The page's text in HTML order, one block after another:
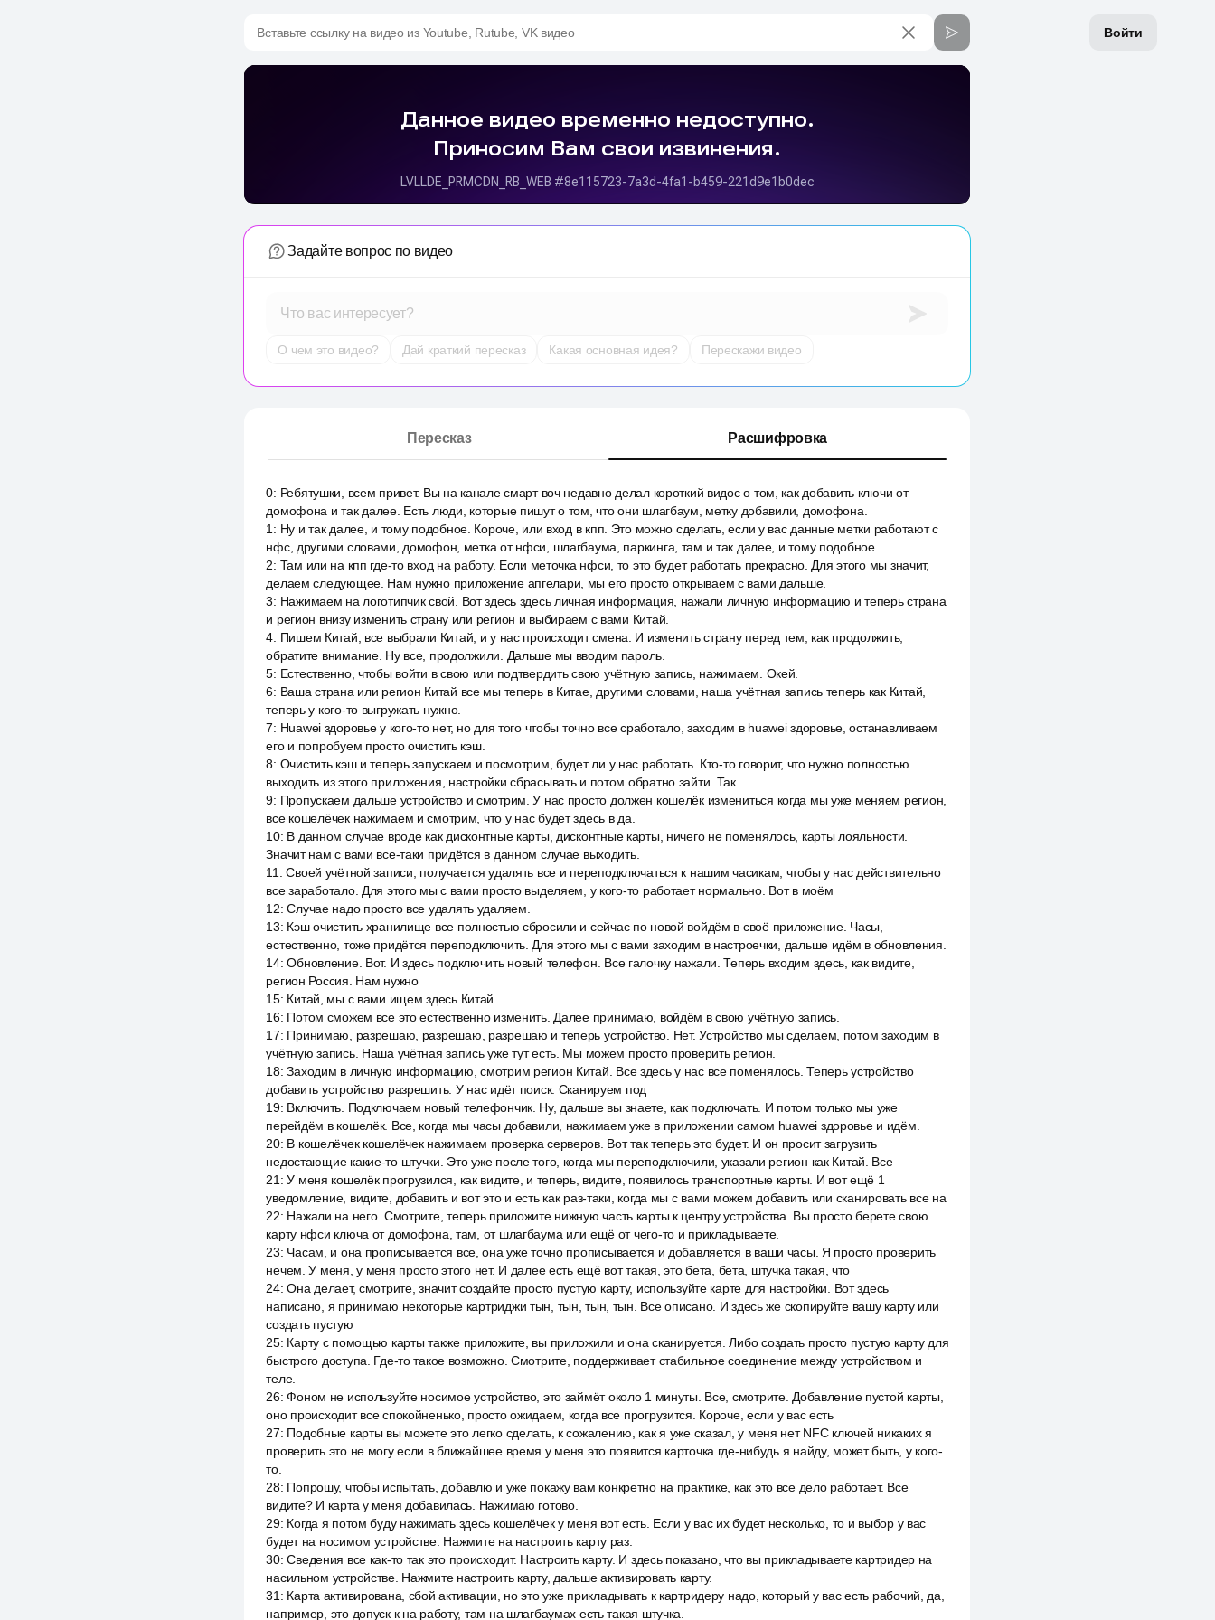
Войти
Вставьте ссылку на видео из Youtube, Rutube, VK видео
Задайте вопрос по видео
Что вас интересует?
О чем это видео? Дай краткий пересказ Какая основная идея? Перескажи видео
Пересказ Расшифровка
0: Ребятушки, всем привет. Вы на канале смарт воч недавно делал короткий видос о том, как добавить ключи от
домофона и так далее. Есть люди, которые пишут о том, что они шлагбаум, метку добавили, домофона.
1 : Ну и так далее, и тому подобное. Короче, или вход в кпп. Это можно сделать, если у вас данные метки работают с
нфс, другими словами, домофон, метка от нфси, шлагбаума, паркинга, там и так далее, и тому подобное.
2: Там или на кпп где-то вход на работу. Если меточка нфси, то это будет работать прекрасно. Для этого мы значит,
делаем следующее. Нам нужно приложение апгелари, мы его просто открываем с вами дальше.
3: Нажимаем на логотипчик свой. Вот здесь здесь личная информация, нажали личную информацию и теперь страна
и регион внизу изменить страну или регион и выбираем с вами Китай.
4: Пишем Китай, все выбрали Китай, и у нас происходит смена. И изменить страну перед тем, как продолжить,
обратите внимание. Ну все, продолжили. Дальше мы вводим пароль.
5: Естественно, чтобы войти в свою или подтвердить свою учётную запись, нажимаем. Окей.
6: Ваша страна или регион Китай все мы теперь в Китае, другими словами, наша учётная запись теперь как Китай,
теперь у кого-то выгружать нужно.
7: Huawei здоровье у кого-то нет, но для того чтобы точно все сработало, заходим в huawei здоровье, останавливаем
его и попробуем просто очистить кэш.
8: Очистить кэш и теперь запускаем и посмотрим, будет ли у нас работать. Кто-то говорит, что нужно полностью
выходить из этого приложения, настройки сбрасывать и потом обратно зайти. Так
9: Пропускаем дальше устройство и смотрим. У нас просто должен кошелёк измениться когда мы уже меняем регион,
все кошелёчек нажимаем и смотрим, что у нас будет здесь в да.
10: В данном случае вроде как дисконтные карты, дисконтные карты, ничего не поменялось, карты лояльности.
Значит нам с вами все-таки придётся в данном случае выходить.
11 :Своей учётной записи, получается удалять все и переподключаться к нашим часикам, чтобы у нас действительно
все заработало. Для этого мы с вами просто выделяем, у кого-то работает нормально. Вот в моём
12:Случае надо просто все удалять удаляем.
13: Кэш очистить хранилище все полностью сбросили и сейчас по новой войдём в своё приложение. Часы,
естественно, тоже придётся переподключить. Для этого мы с вами заходим в настроечки, дальше идём в обновления.
14:Обновление. Вот. И здесь подключить новый телефон. Все галочку нажали. Теперь входим здесь, как видите,
регион Россия. Нам нужно
15: Китай, мы с вами ищем здесь Китай.
16: Потом сможем все это естественно изменить. Далее принимаю, войдём в свою учётную запись.
17: Принимаю, разрешаю, разрешаю, разрешаю и теперь устройство. Нет. Устройство мы сделаем, потом заходим в
учётную запись. Наша учётная запись уже тут есть. Мы можем просто проверить регион.
18:Заходим в личную информацию, смотрим регион Китай. Все здесь у нас все поменялось. Теперь устройство
добавить устройство разрешить. У нас идёт поиск. Сканируем под
19: Включить. Подключаем новый телефончик. Ну, дальше вы знаете, как подключать. И потом только мы уже
перейдём в кошелёк. Все, когда мы часы добавили, нажимаем уже в приложении самом huawei здоровье и идём.
20: В кошелёчек кошелёчек нажимаем проверка серверов. Вот так теперь это будет. И он просит загрузить
недостающие какие-то штучки. Это уже после того, когда мы переподключили, указали регион как Китай. Все
21 :У меня кошелёк прогрузился, как видите, и теперь, видите, появилось транспортные карты. И вот ещё 1
уведомление, видите, добавить и вот это и есть как раз-таки, когда мы с вами можем добавить или сканировать все на
22: Нажали на него. Смотрите, теперь приложите нижную часть карты к центру устройства. Вы просто берете свою
карту нфси ключа от домофона, там, от шлагбаума или ещё от чего-то и прикладываете.
23: Часам, и она прописывается все, она уже точно прописывается и добавляется в ваши часы. Я просто проверить
нечем. У меня, у меня просто этого нет. И далее есть ещё вот такая, это бета, бета, штучка такая, что
24:Она делает, смотрите, значит создайте просто пустую карту, используйте карте для настройки. Вот здесь
написано, я принимаю некоторые картриджи тын, тын, тын, тын. Все описано. И здесь же скопируйте вашу карту или
создать пустую
25: Карту с помощью карты также приложите, вы приложили и она сканируется. Либо создать просто пустую карту для
быстрого доступа. Где-то такое возможно. Смотрите, поддерживает стабильное соединение между устройством и
теле.
26:Фоном не используйте носимое устройство, это займёт около 1 минуты. Все, смотрите. Добавление пустой карты,
оно происходит все спокойненько, просто ожидаем, когда все прогрузится. Короче, если у вас есть
27: Подобные карты вы можете это легко сделать, к сожалению, как я уже сказал, у меня нет NFC ключей никаких я
проверить это не могу если в ближайшее время у меня это появится карточка где-нибудь я найду, может быть, у кого-
то.
28: Попрошу, чтобы испытать, добавлю и уже покажу вам конкретно на практике, как это все дело работает. Все
видите? И карта у меня добавилась. Нажимаю готово.
29: Когда я потом буду нажимать здесь кошелёчек у меня вот есть. Если у вас их будет несколько, то и выбор у вас
будет на носимом устройстве. Нажмите на настроить карту раз.
30:Сведения все как-то так это происходит. Настроить карту. И здесь показано, что вы прикладываете картридер на
насильном устройстве. Нажмите настроить карту, дальше активировать карту.
31 : Карта активирована, сбой активации, но это уже прикладывать к картридеру надо, который у вас есть рабочий, да,
например, это допуск к на работу, там на шлагбаумах есть такая штучка.